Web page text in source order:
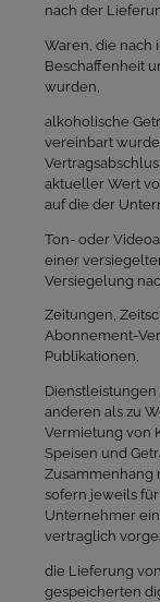
nach der
Waren, die nach
Beschaffenheit
wurden,
alkoholische
vereinbart
aktueller Wert
auf die der
Ton- oder
einer
Versiegelung
Zeitungen,
Abonnement-
Publikationen,
anderen als zu
Vermietung von
Speisen und
Zusammenhang
sofern jeweils
Unternehmer
vertraglich
die Lieferung
gespeicherten